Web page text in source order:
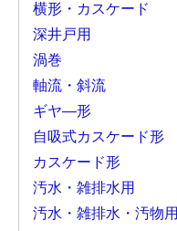
横形・カスケード
深井戸用
渦巻
軸流・斜流
ギヤ―形
自吸式カスケード形
カスケード形
汚水・雑排水用
汚水・雑排水・汚物用